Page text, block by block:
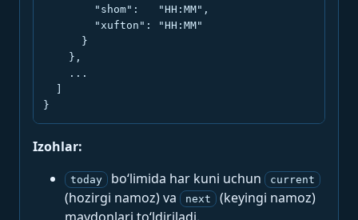
        "shom":   "HH:MM",
        "xufton": "HH:MM"
      }
    },
    ...
}
Izohlar:
today bo‘limida har kuni uchun current
(hozirgi namoz) va next
(keyingi namoz)